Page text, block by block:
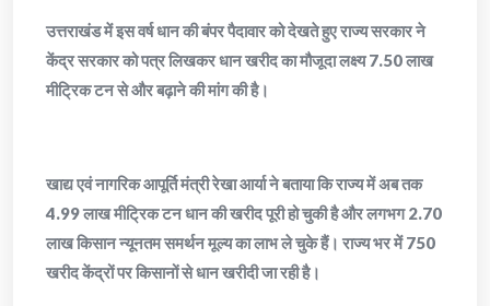
उत्तराखंड में इस वर्ष धान की बंपर पैदावार को देखते हुए राज्य सरकार ने
केंद्र सरकार को पत्र लिखकर धान खरीद का मौजूदा लक्ष्य 7.50 लाख
मीट्रिक टन से और बढ़ाने की मांग की है।
खाद्य एवं नागरिक आपूर्ति मंत्री रेखा आर्या ने बताया कि राज्य में अब तक
4.99 लाख मीट्रिक टन धान की खरीद पूरी हो चुकी है और लगभग 2.70
लाख किसान न्यूनतम समर्थन मूल्य का लाभ ले चुके हैं। राज्य भर में 750
खरीद केंद्रों पर किसानों से धान खरीदी जा रही है।